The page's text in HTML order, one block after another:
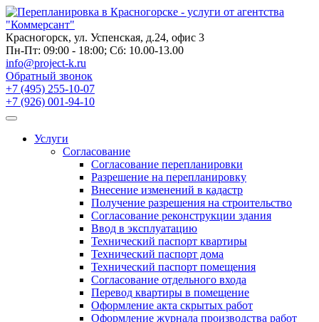
Skip
to
content
Красногорск, ул. Успенская, д.24, офис 3
Пн-Пт: 09:00 - 18:00; Сб: 10.00-13.00
info@project-k.ru
Обратный звонок
+7 (495) 255-10-07
+7 (926) 001-94-10
Услуги
Согласование
Согласование перепланировки
Разрешение на перепланировку
Внесение изменений в кадастр
Получение разрешения на строительство
Согласование реконструкции здания
Ввод в эксплуатацию
Технический паспорт квартиры
Технический паспорт дома
Технический паспорт помещения
Согласование отдельного входа
Перевод квартиры в помещение
Оформление акта скрытых работ
Оформление журнала производства работ